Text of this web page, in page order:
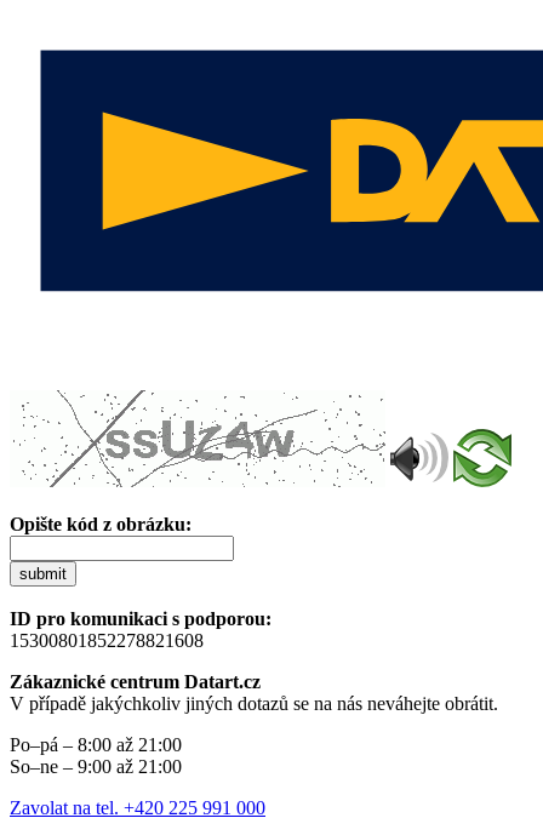
Opište kód z obrázku:
submit
ID pro komunikaci s podporou:
15300801852278821608
Zákaznické centrum Datart.cz
V případě jakýchkoliv jiných dotazů se na nás neváhejte obrátit.
Po–pá – 8:00 až 21:00
So–ne – 9:00 až 21:00
Zavolat na tel. +420 225 991 000